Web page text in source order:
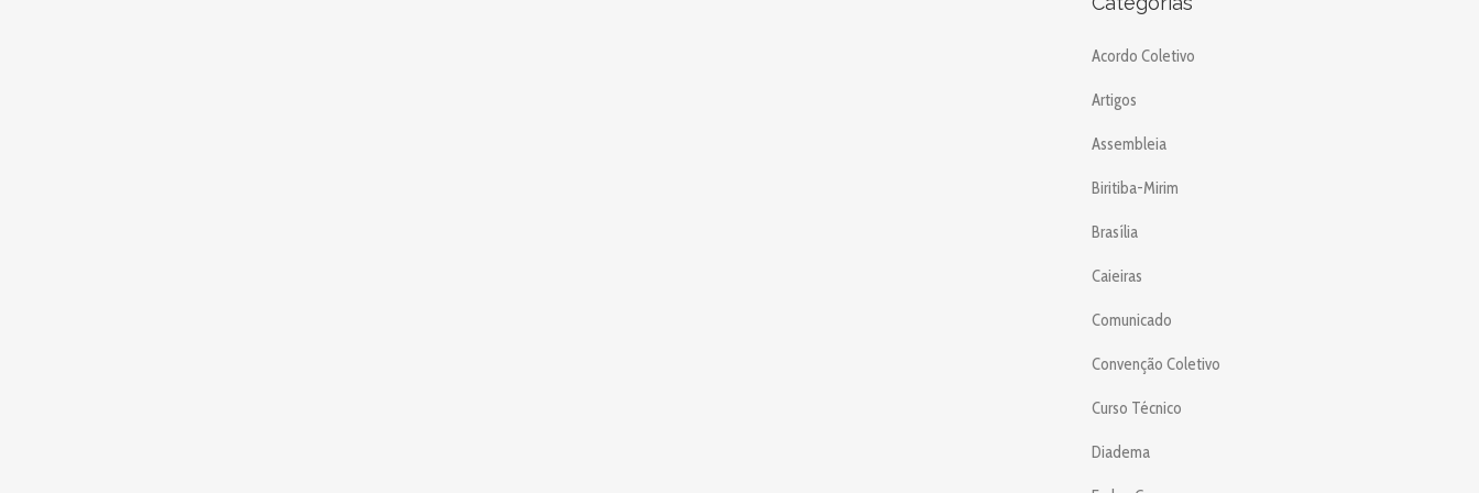
Acordo Coletivo
Artigos
Assembleia
Biritiba-Mirim
Brasília
Caieiras
Comunicado
Convenção Coletivo
Curso Técnico
Diadema